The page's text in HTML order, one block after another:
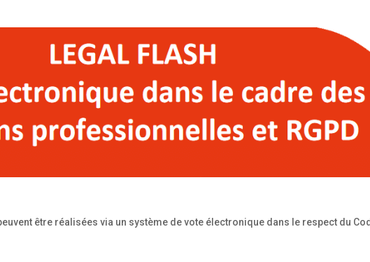
être réalisées via un système de vote électronique dans le respect du